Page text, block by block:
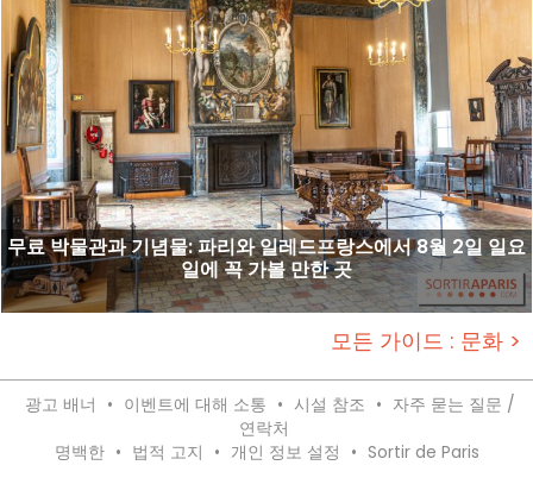
무료 박물관과 기념물: 파리와 일레드프랑스에서 8월 2일 일요
일에 꼭 가볼 만한 곳
모든 가이드 : 문화 >
광고 배너 • 이벤트에 대해 소통 • 시설 참조 • 자주 묻는 질문 /
연락처
명백한 • 법적 고지 • 개인 정보 설정 • Sortir de Paris